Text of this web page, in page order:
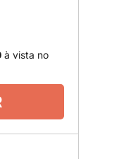
à vista no